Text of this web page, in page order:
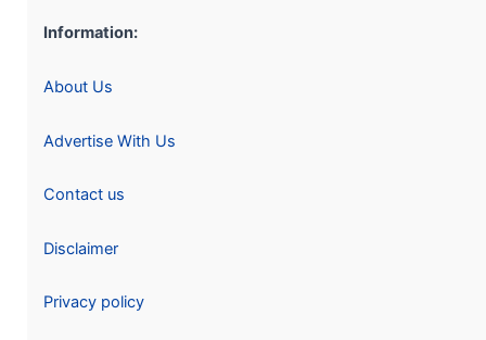
Information:
About Us
Advertise With Us
Contact us
Disclaimer
Privacy policy